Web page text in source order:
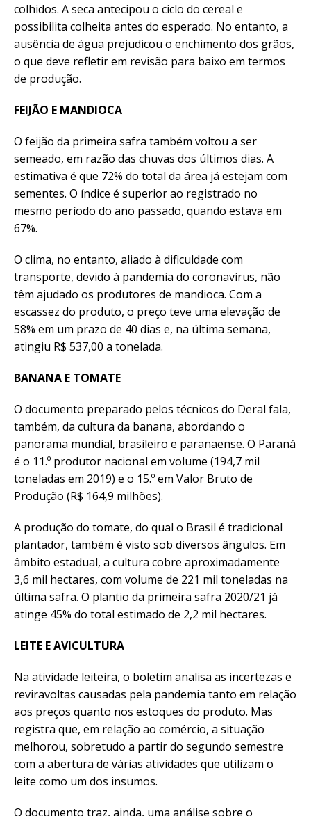
colhidos. A seca antecipou o ciclo do cereal e
possibilita colheita antes do esperado. No entanto, a
ausência de água prejudicou o enchimento dos grãos,
o que deve refletir em revisão para baixo em termos
de produção.
FEIJÃO E MANDIOCA
O feijão da primeira safra também voltou a ser
semeado, em razão das chuvas dos últimos dias. A
estimativa é que 72% do total da área já estejam com
sementes. O índice é superior ao registrado no
mesmo período do ano passado, quando estava em
67%.
O clima, no entanto, aliado à dificuldade com
transporte, devido à pandemia do coronavírus, não
têm ajudado os produtores de mandioca. Com a
escassez do produto, o preço teve uma elevação de
58% em um prazo de 40 dias e, na última semana,
atingiu R$ 537,00 a tonelada.
BANANA E TOMATE
O documento preparado pelos técnicos do Deral fala,
também, da cultura da banana, abordando o
panorama mundial, brasileiro e paranaense. O Paraná
é o 11.º produtor nacional em volume (194,7 mil
toneladas em 2019) e o 15.º em Valor Bruto de
Produção (R$ 164,9 milhões).
A produção do tomate, do qual o Brasil é tradicional
plantador, também é visto sob diversos ângulos. Em
âmbito estadual, a cultura cobre aproximadamente
3,6 mil hectares, com volume de 221 mil toneladas na
última safra. O plantio da primeira safra 2020/21 já
atinge 45% do total estimado de 2,2 mil hectares.
LEITE E AVICULTURA
Na atividade leiteira, o boletim analisa as incertezas e
reviravoltas causadas pela pandemia tanto em relação
aos preços quanto nos estoques do produto. Mas
registra que, em relação ao comércio, a situação
melhorou, sobretudo a partir do segundo semestre
com a abertura de várias atividades que utilizam o
leite como um dos insumos.
O documento traz, ainda, uma análise sobre o